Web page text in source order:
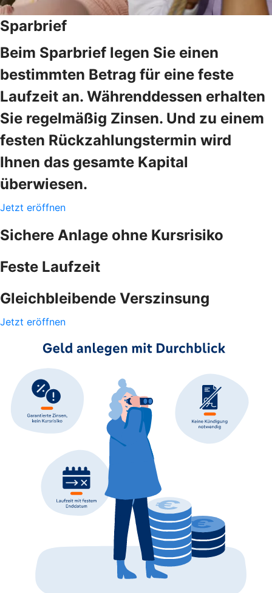
Sparbrief
Beim Sparbrief legen Sie einen
bestimmten Betrag für eine feste
Laufzeit an. Währenddessen erhalten
Sie regelmäßig Zinsen. Und zu einem
festen Rückzahlungstermin wird
Ihnen das gesamte Kapital
überwiesen.
Jetzt eröffnen
Sichere Anlage ohne Kursrisiko
Feste Laufzeit
Gleichbleibende Verszinsung
Jetzt eröffnen